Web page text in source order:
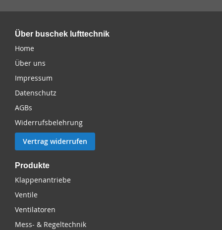
Über buschek lufttechnik
Home
Über uns
Impressum
Datenschutz
AGBs
Widerrufsbelehrung
Vertrag widerrufen
Produkte
Klappenantriebe
Ventile
Ventilatoren
Mess- & Regeltechnik